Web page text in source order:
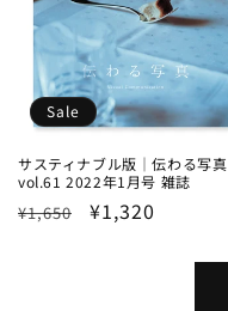
Sale
サスティナブル版｜伝わる写真
vol.61 2022年1月号 雑誌
Regular
¥1,650
Sale
¥1,320